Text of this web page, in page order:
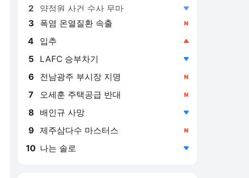
2 양정원 사건 수사 무마
3 폭염 온열질환 속출
4 입추
5 LAFC 승부차기
6 전남광주 부시장 지명
7 오세훈 주택공급 반대
8 배인규 사망
9 제주삼다수 마스터스
10 나는 솔로